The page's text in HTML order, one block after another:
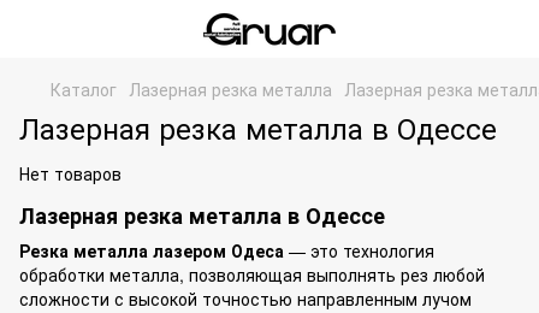
Каталог Лазерная резка металла Лазерная резка
Лазерная резка металла в Одессе
Нет товаров
Лазерная резка металла в Одессе
Резка металла лазером Одеса — это технология
обработки металла, позволяющая выполнять рез любой
сложности с высокой точностью направленным лучом